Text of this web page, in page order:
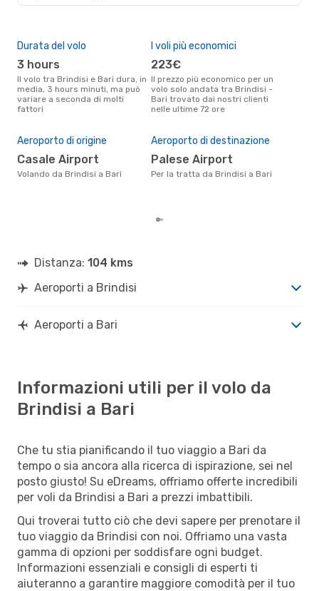
Durata del volo
3 hours
Il volo tra Brindisi e Bari dura, in
media, 3 hours minuti, ma può
variare a seconda di molti
fattori
I voli più economici
223€
Il prezzo più economico per un
volo solo andata tra Brindisi -
Bari trovato dai nostri clienti
nelle ultime 72 ore
Aeroporto di origine
Casale Airport
Volando da Brindisi a Bari
Aeroporto di destinazione
Palese Airport
Per la tratta da Brindisi a Bari
Distanza: 104 kms
Aeroporti a Brindisi
Aeroporti a Bari
Informazioni utili per il volo da
Brindisi a Bari
Che tu stia pianificando il tuo viaggio a Bari da
tempo o sia ancora alla ricerca di ispirazione, sei nel
posto giusto! Su eDreams, offriamo offerte incredibili
per voli da Brindisi a Bari a prezzi imbattibili.
Qui troverai tutto ciò che devi sapere per prenotare il
tuo viaggio da Brindisi con noi. Offriamo una vasta
gamma di opzioni per soddisfare ogni budget.
Informazioni essenziali e consigli di esperti ti
aiuteranno a garantire maggiore comodità per il tuo